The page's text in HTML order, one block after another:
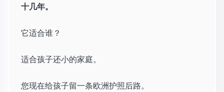
十几年。
它适合谁？
适合孩子还小的家庭。
您现在给孩子留一条欧洲护照后路。